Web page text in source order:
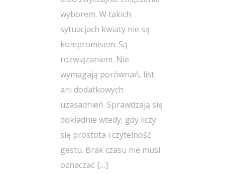
wyborem. W takich
sytuacjach kwiaty nie są
kompromisem. Są
rozwiązaniem. Nie
wymagają porównań, list
ani dodatkowych
uzasadnień. Sprawdzają się
dokładnie wtedy, gdy liczy
się prostota i czytelność
gestu. Brak czasu nie musi
oznaczać […]